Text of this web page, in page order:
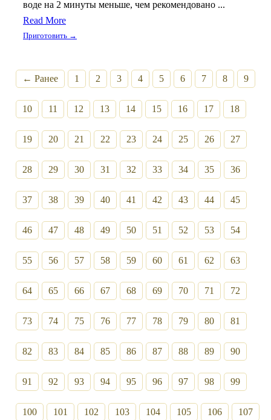
воде на 2 минуты меньше, чем рекомендовано ...
Read More
Приготовить →
← Ранее 1 2 3 4 5 6 7 8 9
10 11 12 13 14 15 16 17 18
19 20 21 22 23 24 25 26 27
28 29 30 31 32 33 34 35 36
37 38 39 40 41 42 43 44 45
46 47 48 49 50 51 52 53 54
55 56 57 58 59 60 61 62 63
64 65 66 67 68 69 70 71 72
73 74 75 76 77 78 79 80 81
82 83 84 85 86 87 88 89 90
91 92 93 94 95 96 97 98 99
100 101 102 103 104 105 106 107